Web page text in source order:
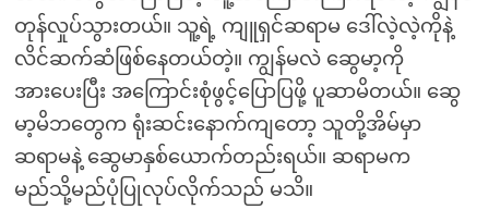
တုန်လှုပ်သွားတယ်။ သူ့ရဲ့ ကျူရှင်ဆရာမ ဒေါ်လဲ့လဲ့ကိုနဲ့
လိင်ဆက်ဆံဖြစ်နေတယ်တဲ့။ ကျွန်မလဲ ဆွေမာ့ကို
အားပေးပြီး အကြောင်းစုံဖွင့်ပြောပြဖို့ ပူဆာမိတယ်။ ဆွေ
မာ့မိဘတွေက ရုံးဆင်းနောက်ကျတော့ သူတို့အိမ်မှာ
ဆရာမနဲ့ ဆွေမာနှစ်ယောက်တည်းရယ်။ ဆရာမက
မည်သို့မည်ပုံပြုလုပ်လိုက်သည် မသိ။